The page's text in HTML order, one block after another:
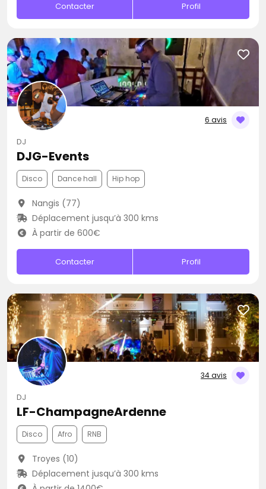
Contacter Profil
6 avis
DJ
DJG-Events
Disco Dance hall Hip hop
Nangis (77)
Déplacement jusqu’à 300 kms
À partir de 600€
Contacter Profil
34 avis
DJ
LF-ChampagneArdenne
Disco Afro RNB
Troyes (10)
Déplacement jusqu’à 300 kms